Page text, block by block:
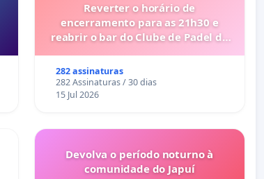
Reverter o horário de
encerramento para as 21h30 e
reabrir o bar do Clube de Padel de
282 assinaturas
282 Assinaturas / 30 dias
15 Jul 2026
Devolva o período noturno à
comunidade do Japuí